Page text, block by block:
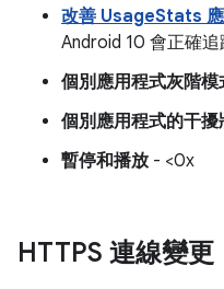
改善 UsageStats
Android 10 會正確追
個別應用程式灰階模
個別應用程式的干擾
暫停和播放- <0x
HTTPS 連線變更